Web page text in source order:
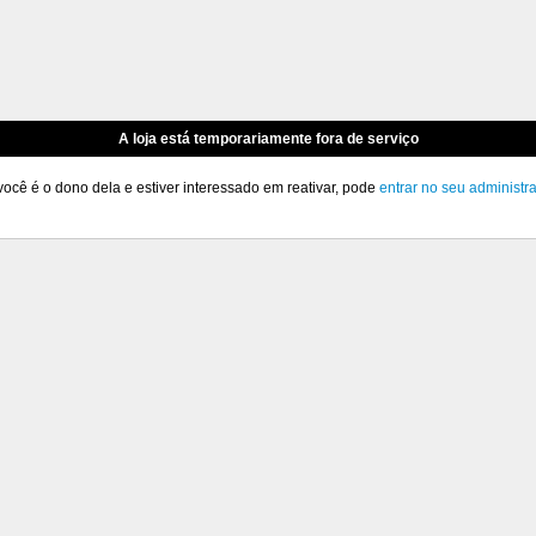
A loja está temporariamente fora de serviço
é o dono dela e estiver interessado em reativar, pode entrar no seu